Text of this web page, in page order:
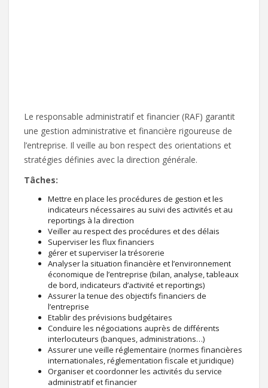
Le responsable administratif et financier (RAF) garantit
une gestion administrative et financière rigoureuse de
l’entreprise. Il veille au bon respect des orientations et
stratégies définies avec la direction générale.
Tâches:
Mettre en place les procédures de gestion et les
indicateurs nécessaires au suivi des activités et au
reportings à la direction
Veiller au respect des procédures et des délais
Superviser les flux financiers
gérer et superviser la trésorerie
Analyser la situation financière et l’environnement
économique de l’entreprise (bilan, analyse, tableaux
de bord, indicateurs d’activité et reportings)
Assurer la tenue des objectifs financiers de
l’entreprise
Etablir des prévisions budgétaires
Conduire les négociations auprès de différents
interlocuteurs (banques, administrations…)
Assurer une veille réglementaire (normes financières
internationales, réglementation fiscale et juridique)
Organiser et coordonner les activités du service
administratif et financier